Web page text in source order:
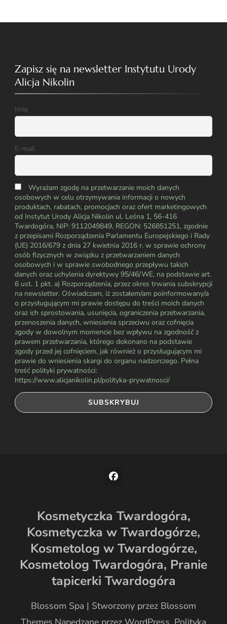
Zapisz się na newsletter Instytutu Urody
Alicja Nikolin
Imię
E-mail
Wyrażam zgodę na przetwarzanie moich danych
osobowych w celu otrzymywania informacji o nowych
produktach, rabatach, promocjach oraz ofert marketingowych
od Instytut Urody Alicja Nikolin ul. Leśna 1, 56-416
Twardogóra, NIP: 9112049849, REGON: 526851251, zgodnie
z przepisami Rozporządzenia Parlamentu Europejskiego i Rady
(UE) 2016/679 z dnia 27 kwietnia 2016 r. w sprawie ochrony
osób fizycznych w związku z przetwarzaniem danych
osobowych i w sprawie swobodnego przepływu takich
danych oraz uchylenia dyrektywy 95/46/WE, na podstawie art.
6 ust. 1 pkt. a) Rozporządzenia, przez okres trwania subskrypcji
na newsletter. Oświadczam, iż zostałem/am poinformowany/a
o przysługującym mi prawie dostępu do treści moich danych
oraz ich sprostowania, usunięcia, ograniczenia przetwarzania,
przenoszenia danych, wniesienia sprzeciwu oraz cofnięcia
zgody w dowolnym momencie bez wpływu na zgodność z
prawem przetwarzania, którego dokonano na podstawie
zgody przed jej cofnięciem, jak również o przysługującym mi
prawie do wniesienia skargi do organu nadzorczego. Pełna
treść polityki prywatności:
https://www.alicjanikolin.pl/polityka-prywatnosci/
Kosmetyczka Twardogóra,
Kosmetyczka w Twardogórze,
Kosmetolog w Twardogórze,
Kosmetolog Twardogóra, Pranie
tapicerki Twardogóra
Blossom Spa | Stworzony przez Blossom